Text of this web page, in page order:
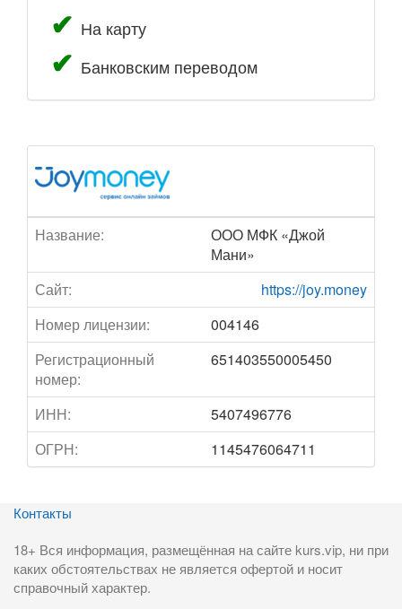
На карту
Банковским переводом
Название:
ООО МФК «Джой
Мани»
Сайт:
https://joy.money
Номер лицензии:
004146
Регистрационный
номер:
651403550005450
ИНН:
5407496776
ОГРН:
1145476064711
Контакты
18+ Вся информация, размещённая на сайте kurs.vip, ни при
каких обстоятельствах не является офертой и носит
справочный характер.